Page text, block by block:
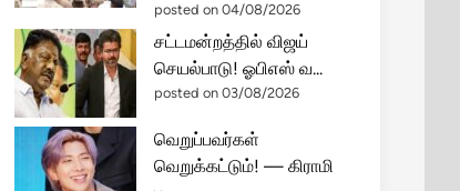
posted on 04/08/2026
சட்டமன்றத்தில் விஜய்
செயல்பாடு! ஓபிஎஸ் வ...
posted on 03/08/2026
வெறுப்பவர்கள்
வெறுக்கட்டும்! — கிராமி